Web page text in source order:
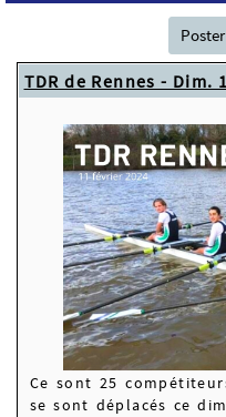
TDR de Rennes - Dim.
Ce sont 25
se sont déplacés ce